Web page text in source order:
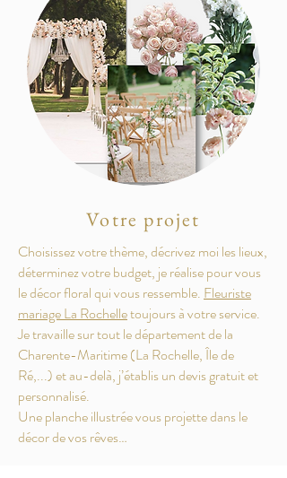
Votre projet
Choisissez votre thème, décrivez moi les lieux,
déterminez votre budget, je réalise pour vous
le décor floral qui vous ressemble. Fleuriste
mariage La Rochelletoujours à votre service.
Je travaille sur tout le département de la
Charente-Maritime (La Rochelle, Île de
Ré,...) et au-delà, j’établis un devis gratuit et
personnalisé.
Une planche illustrée vous projette dans le
décor de vos rêves…